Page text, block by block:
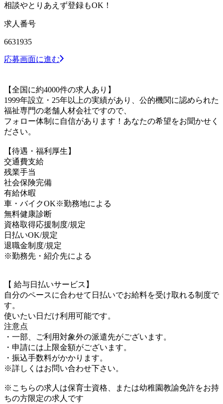
相談やとりあえず登録もOK！
求人番号
6631935
応募画面に進む
【全国に約4000件の求人あり】
1999年設立・25年以上の実績があり、公的機関に認められた
福祉専門の老舗人材会社ですので、
フォロー体制に自信があります！あなたの希望をお聞かせく
ださい。
【待遇・福利厚生】
交通費支給
残業手当
社会保険完備
有給休暇
車・バイクOK※勤務地による
無料健康診断
資格取得応援制度/規定
日払いOK/規定
退職金制度/規定
※勤務先・紹介先による
【 給与日払いサービス】
自分のペースに合わせて日払いでお給料を受け取れる制度で
す。
使いたい日だけ利用可能です。
注意点
・一部、ご利用対象外の派遣先がございます。
・申請には上限金額がございます。
・振込手数料がかかります。
※詳しくはお問い合わせ下さい。
※こちらの求人は保育士資格、または幼稚園教諭免許をお持
ちの方限定の求人です